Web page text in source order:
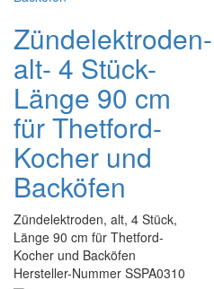
Zündelektroden-
alt- 4 Stück-
Länge 90 cm
für Thetford-
Kocher und
Backöfen
Zündelektroden, alt, 4 Stück,
Länge 90 cm für Thetford-
Kocher und Backöfen
Hersteller-Nummer SSPA0310